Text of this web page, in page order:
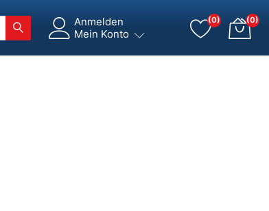
Anmelden
Mein Konto
(0) (0)